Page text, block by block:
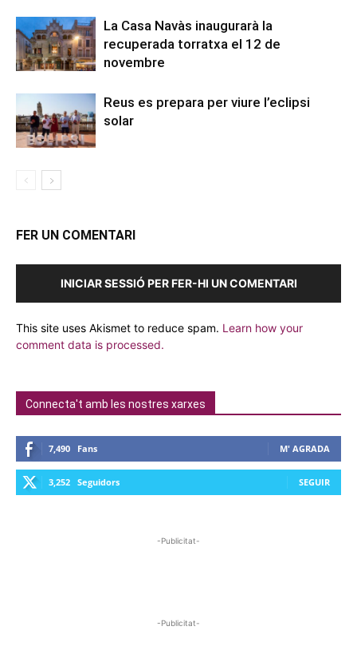
La Casa Navàs inaugurarà la
recuperada torratxa el 12 de
novembre
Reus es prepara per viure l’eclipsi
solar
FER UN COMENTARI
INICIAR SESSIÓ PER FER-HI UN COMENTARI
This site uses Akismet to reduce spam. Learn how your
comment data is processed.
Connecta't amb les nostres xarxes
7,490 Fans M' AGRADA
3,252 Seguidors SEGUIR
-Publicitat-
-Publicitat-